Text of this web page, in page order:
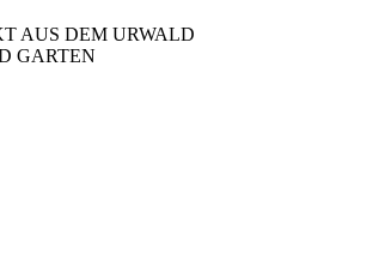
AUS DEM URWALD
GARTEN